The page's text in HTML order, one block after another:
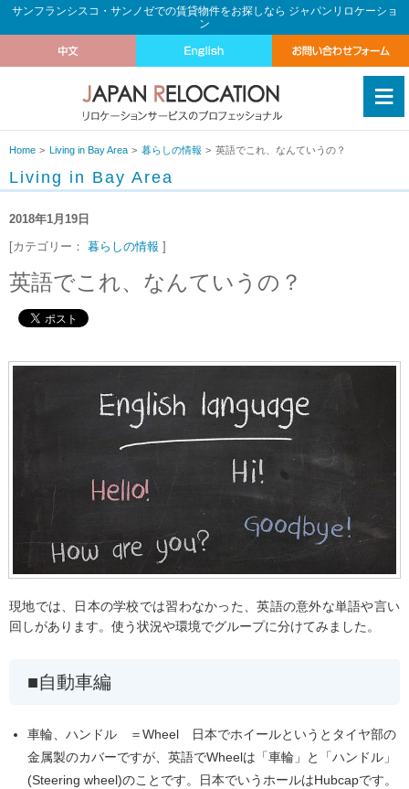
サンフランシスコ・サンノゼでの賃貸物件をお探しなら ジャパンリロケーショ
ン
≡
Home Living in Bay Area 暮らしの情報 英語でこれ、なんていうの？
Living in Bay Area
2018年1月19日
[カテゴリー： 暮らしの情報 ]
英語でこれ、なんていうの？
現地では、日本の学校では習わなかった、英語の意外な単語や言い
回しがあります。使う状況や環境でグループに分けてみました。
自動車編
車輪、ハンドル ＝Wheel 日本でホイールというとタイヤ部の
金属製のカバーですが、英語でWheelは「車輪」と「ハンドル」
(Steering wheel)のことです。日本でいうホールはHubcapです。